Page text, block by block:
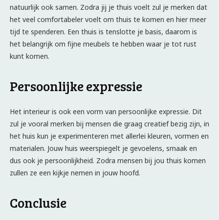
natuurlijk ook samen. Zodra jij je thuis voelt zul je merken dat
het veel comfortabeler voelt om thuis te komen en hier meer
tijd te spenderen. Een thuis is tenslotte je basis, daarom is
het belangrijk om fijne meubels te hebben waar je tot rust
kunt komen.
Persoonlijke expressie
Het interieur is ook een vorm van persoonlijke expressie. Dit
zul je vooral merken bij mensen die graag creatief bezig zijn, in
het huis kun je experimenteren met allerlei kleuren, vormen en
materialen. Jouw huis weerspiegelt je gevoelens, smaak en
dus ook je persoonlijkheid. Zodra mensen bij jou thuis komen
zullen ze een kijkje nemen in jouw hoofd.
Conclusie